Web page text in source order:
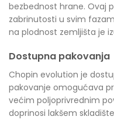
bezbednost hrane. Ovaj
zabrinutosti u svim
na plodnost zemljišta je
Dostupna pakovanja
Chopin evolution je
pakovanje omogućava
većim poljoprivrednim
doprinosi lakšem